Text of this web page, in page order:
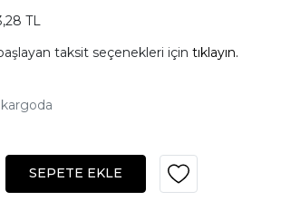
TL
taksit seçenekleri için tıklayın.
SEPETE EKLE